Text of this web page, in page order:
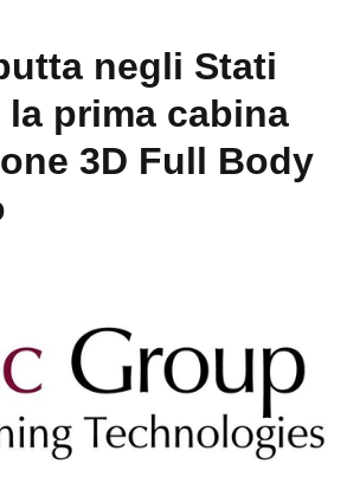
negli Stati
prima cabina
3D Full Body